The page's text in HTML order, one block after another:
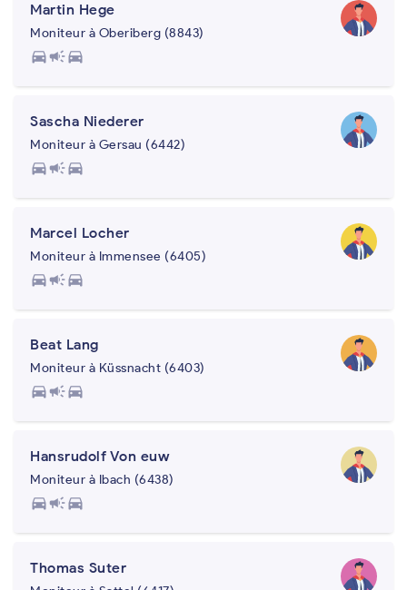
Martin Hege
Moniteur à Oberiberg (8843)
directions_carcampaigndirections_car
Sascha Niederer
Moniteur à Gersau (6442)
directions_carcampaigndirections_car
Marcel Locher
Moniteur à Immensee (6405)
directions_carcampaigndirections_car
Beat Lang
Moniteur à Küssnacht (6403)
directions_carcampaigndirections_car
Hansrudolf Von euw
Moniteur à Ibach (6438)
directions_carcampaigndirections_car
Thomas Suter